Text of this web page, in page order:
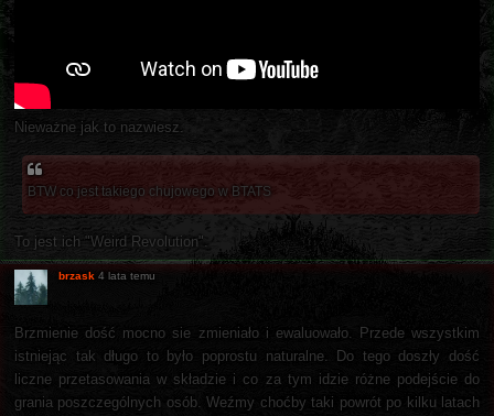
Nieważne jak to nazwiesz.
BTW co jest takiego chujowego w BTATS
To jest ich "Weird Revolution".
brzask 4 lata temu
Brzmienie dość mocno sie zmieniało i ewaluowało. Przede wszystkim
istniejąc tak długo to było poprostu naturalne. Do tego doszły dość
liczne przetasowania w składzie i co za tym idzie różne podejście do
grania poszczególnych osób. Weźmy choćby taki powrót po kilku latach